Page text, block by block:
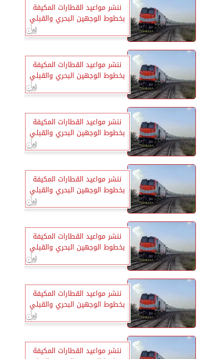
ننشر مواعيد القطارات المكيفة
بخطوط الوجهين البحري والقبلي
ننشر مواعيد القطارات المكيفة
بخطوط الوجهين البحري والقبلي
ننشر مواعيد القطارات المكيفة
بخطوط الوجهين البحري والقبلي
ننشر مواعيد القطارات المكيفة
بخطوط الوجهين البحري والقبلي
ننشر مواعيد القطارات المكيفة
بخطوط الوجهين البحري والقبلي
ننشر مواعيد القطارات المكيفة
بخطوط الوجهين البحري والقبلي
ننشر مواعيد القطارات المكيفة